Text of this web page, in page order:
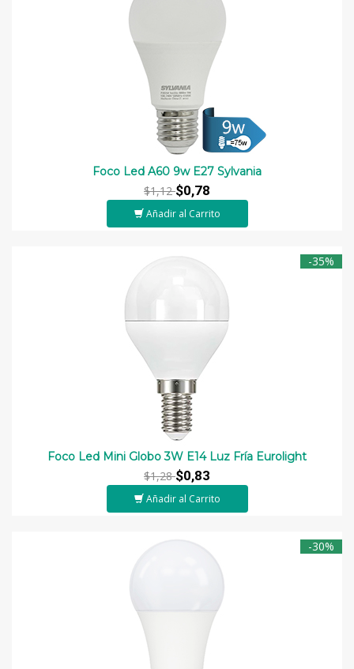
Foco Led A60 9w E27 Sylvania
$1,12$0,78
Añadir al Carrito
-35%
Foco Led Mini Globo 3W E14 Luz Fría Eurolight
$1,28$0,83
Añadir al Carrito
-30%